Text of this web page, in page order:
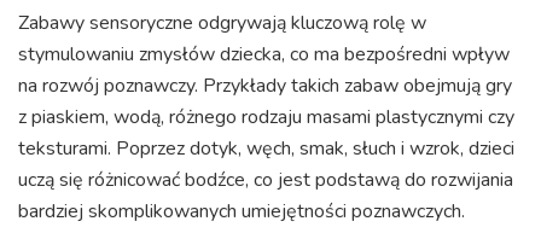
Zabawy sensoryczne odgrywają kluczową rolę w
stymulowaniu zmysłów dziecka, co ma bezpośredni wpływ
na rozwój poznawczy. Przykłady takich zabaw obejmują gry
z piaskiem, wodą, różnego rodzaju masami plastycznymi czy
teksturami. Poprzez dotyk, węch, smak, słuch i wzrok, dzieci
uczą się różnicować bodźce, co jest podstawą do rozwijania
bardziej skomplikowanych umiejętności poznawczych.